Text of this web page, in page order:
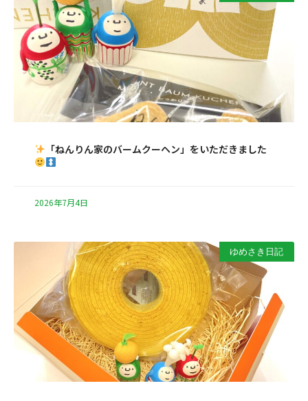
「ねんりん家のバームクーヘン」をいただきました
2026年7月4日
ゆめさき日記